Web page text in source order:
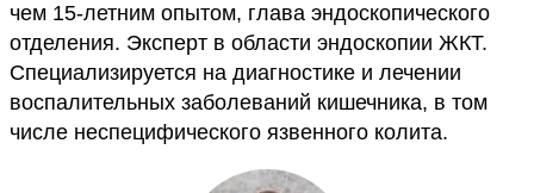
чем 15-летним опытом, глава эндоскопического
отделения. Эксперт в области эндоскопии ЖКТ.
Специализируется на диагностике и лечении
воспалительных заболеваний кишечника, в том
числе неспецифического язвенного колита.